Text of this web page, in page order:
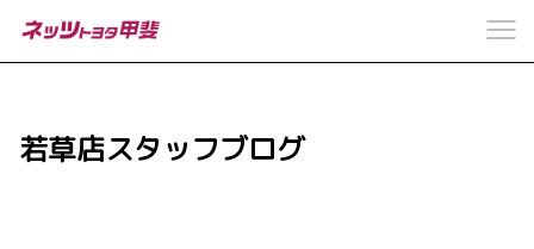
若草店スタッフブログ